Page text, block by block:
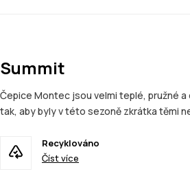
Summit
Čepice Montec jsou velmi teplé, pružné a
tak, aby byly v této sezoně zkrátka těmi
Recyklováno
Číst více